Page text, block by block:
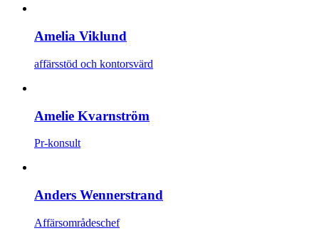
Amelia Viklund
affärsstöd och kontorsvärd
Amelie Kvarnström
Pr-konsult
Anders Wennerstrand
Affärsområdeschef